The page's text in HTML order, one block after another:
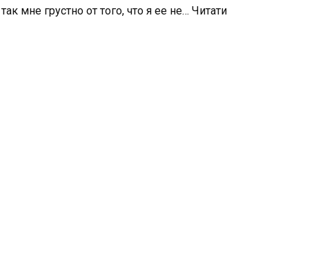
мне грустно от того, что я ее не… Читати